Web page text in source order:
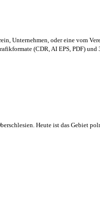
Unternehmen, oder eine vom
(CDR, AI EPS, PDF) und
Heute ist das Gebiet